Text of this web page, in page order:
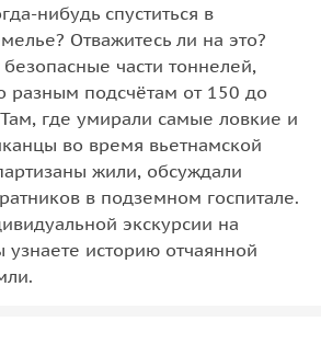
нибудь спуститься в
Отважитесь ли на это?
части тоннелей,
разным подсчётам от 150 до
где умирали самые ловкие и
во время вьетнамской
жили, обсуждали
в подземном госпитале.
экскурсии на
узнаете историю отчаянной